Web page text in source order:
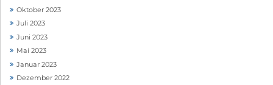
Oktober 2023
Juli 2023
Juni 2023
Mai 2023
Januar 2023
Dezember 2022